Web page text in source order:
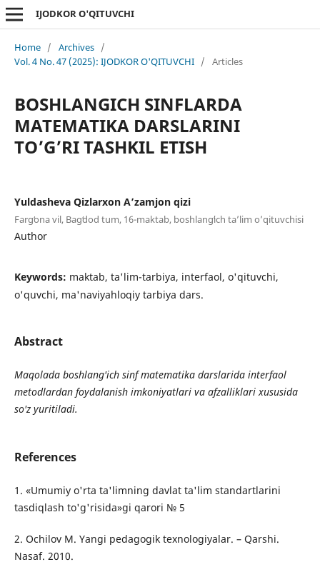
IJODKOR O'QITUVCHI
Home / Archives /
Vol. 4 No. 47 (2025): IJODKOR O'QITUVCHI / Articles
BOSHLANGICH SINFLARDA
MATEMATIKA DARSLARINI
TO’G’RI TASHKIL ETISH
Yuldasheva Qizlarxon Aʼzamjon qizi
Fargʻona vil, Bagʻdod tum, 16-maktab, boshlangʻich taʼlim oʼqituvchisi
Author
Keywords: maktab, ta'lim-tarbiya, interfaol, o'qituvchi,
o'quvchi, ma'naviyahloqiy tarbiya dars.
Abstract
Maqolada boshlang'ich sinf matematika darslarida interfaol
metodlardan foydalanish imkoniyatlari va afzalliklari xususida
so'z yuritiladi.
References
1. «Umumiy o'rta ta'limning davlat ta'lim standartlarini
tasdiqlash to'g'risida»gi qarori № 5
2. Ochilov M. Yangi pedagogik texnologiyalar. – Qarshi.
Nasaf. 2010.